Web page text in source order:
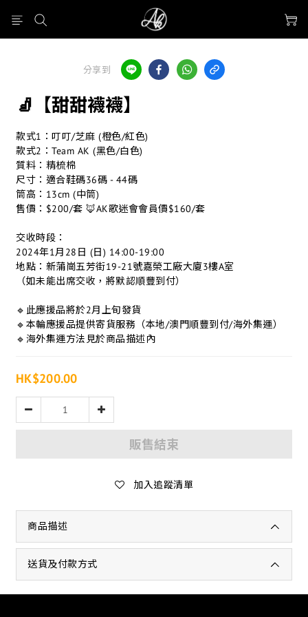
分享到
🧦【甜甜襪襪】
款式1：叮叮/芝麻 (橙色/紅色)
款式2：Team AK (黑色/白色)
質料：精梳棉
尺寸：適合鞋碼36碼 - 44碼
筒高：13cm (中筒)
售價：$200/套 🦊AK歌迷會會員價$160/套
交收時段：
2024年1月28日 (日) 14:00-19:00
地點：新蒲崗五芳街19-21號嘉榮工廠大廈3樓A室
（如未能出席交收，將默認順豐到付）
🔹此應援品將於2月上旬發貨
🔹本輪應援品提供寄貨服務（本地/澳門順豐到付/海外集運）
🔹海外集運方法見於商品描述內
HK$200.00
販售結束
加入追蹤清單
商品描述
送貨及付款方式